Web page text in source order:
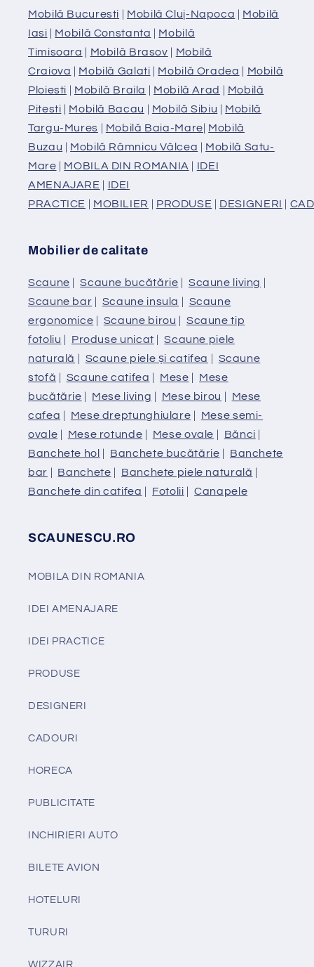
Mobilă Bucuresti | Mobilă Cluj-Napoca | Mobilă
Iasi | Mobilă Constanta | Mobilă
Timisoara | Mobilă Brasov | Mobilă
Craiova | Mobilă Galati | Mobilă Oradea | Mobilă
Ploiesti | Mobilă Braila | Mobilă Arad | Mobilă
Pitesti | Mobilă Bacau | Mobilă Sibiu | Mobilă
Targu-Mures | Mobilă Baia-Mare| Mobilă
Buzau | Mobilă Râmnicu Vâlcea | Mobilă Satu-
Mare | MOBILA DIN ROMANIA | IDEI
AMENAJARE | IDEI
PRACTICE | MOBILIER | PRODUSE | DESIGNERI |
Mobilier de calitate
Scaune |Scaune bucătărie | Scaune living |
Scaune bar | Scaune insula | Scaune
ergonomice | Scaune birou | Scaune tip
fotoliu | Produse unicat |Scaune piele
naturală | Scaune piele și catifea | Scaune
stofă | Scaune catifea | Mese | Mese
bucătărie | Mese living | Mese birou | Mese
cafea | Mese dreptunghiulare | Mese semi-
ovale | Mese rotunde | Mese ovale | Bănci |
Banchete hol | Banchete bucătărie | Banchete
bar | Banchete | Banchete piele naturală |
Banchete din catifea | Fotolii |Canapele
SCAUNESCU.RO
MOBILA DIN ROMANIA
IDEI AMENAJARE
IDEI PRACTICE
PRODUSE
DESIGNERI
CADOURI
HORECA
PUBLICITATE
INCHIRIERI AUTO
BILETE AVION
HOTELURI
TURURI
WIZZAIR